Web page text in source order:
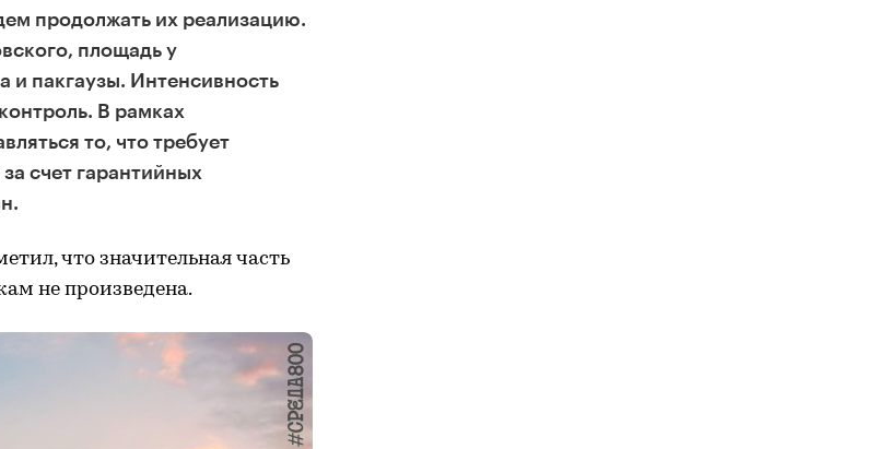
продолжать их реализацию.
площадь у
и пакгаузы. Интенсивность
В рамках
то, что требует
счет гарантийных
что значительная часть
не произведена.